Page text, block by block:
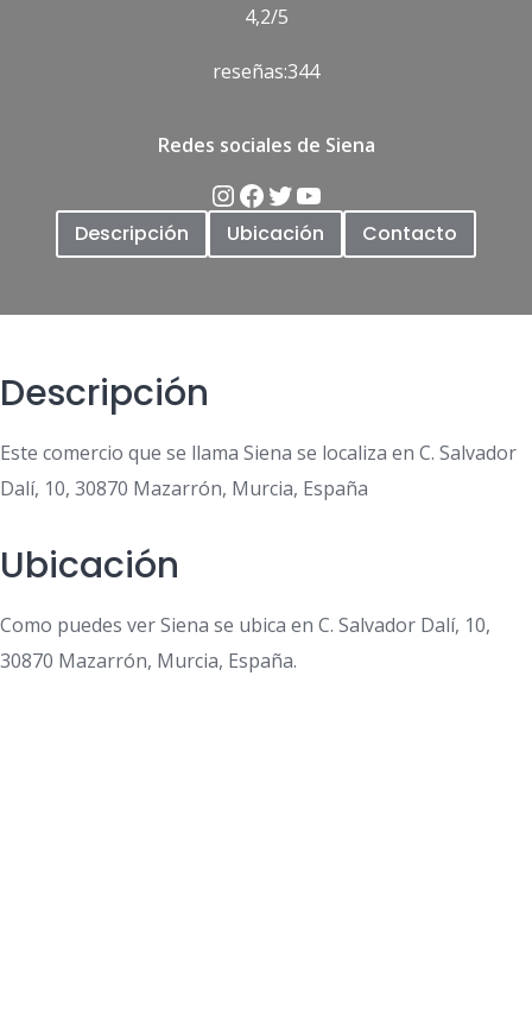
4,2/5
reseñas:344
Redes sociales de Siena
Descripción Ubicación Contacto
Descripción
Este comercio que se llama Siena se localiza en C. Salvador
Dalí, 10, 30870 Mazarrón, Murcia, España
Ubicación
Como puedes ver Siena se ubica en C. Salvador Dalí, 10,
30870 Mazarrón, Murcia, España.